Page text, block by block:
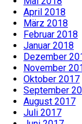
April 2018
März 2018
Februar 2018
Januar 2018
Dezember
November
Oktober 2017
September
August 2017
Juli 2017